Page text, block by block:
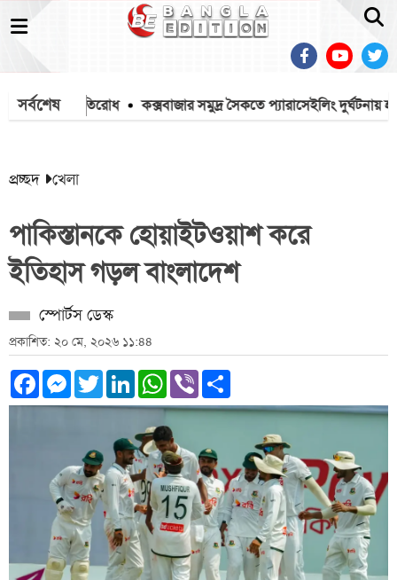
সর্বশেষপ্রতিরোধ কক্সবাজার সমুদ্র সৈকতে প্যারাসেইলিং দুর্ঘটনায় হত্যা
প্রচ্ছদ খেলা
পাকিস্তানকে হোয়াইটওয়াশ করে
ইতিহাস গড়ল বাংলাদেশ
স্পোর্টস ডেস্ক
প্রকাশিত: ২০ মে, ২০২৬ ১১:৪৪
Facebook
Messenger
TwitterLinkedInWhatsApp
Viber